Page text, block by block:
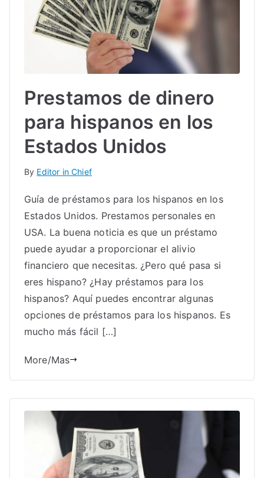
Prestamos de dinero
para hispanos en los
Estados Unidos
By Editor in Chief
Guía de préstamos para los hispanos en los
Estados Unidos. Prestamos personales en
USA. La buena noticia es que un préstamo
puede ayudar a proporcionar el alivio
financiero que necesitas. ¿Pero qué pasa si
eres hispano? ¿Hay préstamos para los
hispanos? Aquí puedes encontrar algunas
opciones de préstamos para los hispanos. Es
mucho más fácil […]
More/Mas